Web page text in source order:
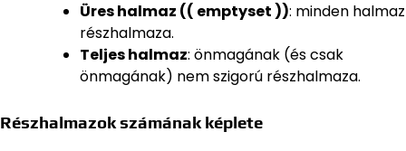
Üres halmaz (( emptyset )): minden halmaz
részhalmaza.
Teljes halmaz: önmagának (és csak
önmagának) nem szigorú részhalmaza.
Részhalmazok számának képlete